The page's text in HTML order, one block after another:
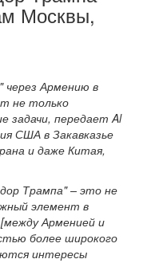
Москвы,
Армению в
не только
задачи, передает Al
США в Закавказье
и даже Китая,
Трампа" – это не
элемент в
Арменией и
более широкого
интересы